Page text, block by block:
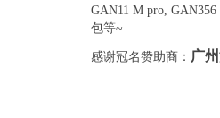
GAN11 M pro,
包等~
感谢冠名赞助商： 广